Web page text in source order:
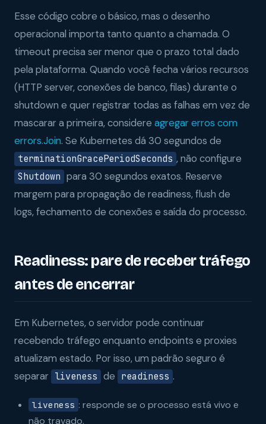
Esse código cobre o básico, mas o desenho
operacional importa tanto quanto a chamada. O
timeout precisa ser menor que o prazo total dado
pela plataforma. Quando você fecha vários recursos
(HTTP server, conexões de banco, filas) durante o
shutdown e quer registrar todas as falhas em vez de
mascarar a primeira, considere agregar erros com
errors.Join. Se Kubernetes dá 30 segundos de
terminationGracePeriodSeconds , não configure
Shutdown para 30 segundos exatos. Reserve
margem para propagação de readiness, flush de
logs, fechamento de conexões e saída do processo.
Readiness: pare de receber tráfego
antes de encerrar
Em Kubernetes, o servidor pode continuar
recebendo tráfego enquanto endpoints e proxies
atualizam estado. Por isso, um padrão seguro é
separar liveness de readiness .
liveness : responde se o processo está vivo e
não travado.